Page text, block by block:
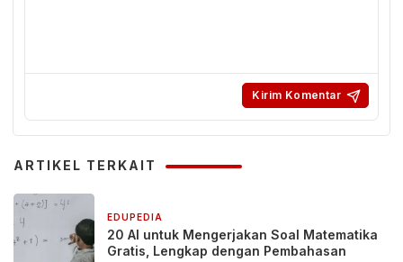
ARTIKEL TERKAIT
EDUPEDIA
20 AI untuk Mengerjakan Soal Matematika
Gratis, Lengkap dengan Pembahasan